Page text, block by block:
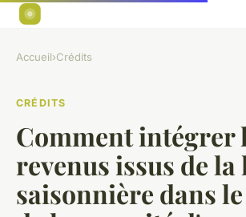
Accueil›Crédits
CRÉDITS
Comment intégrer
revenus issus de
saisonnière dans